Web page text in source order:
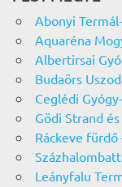
Abonyi
Aquaréna
Albertirsai
Budaörs
Ceglédi
Gödi Strand
Ráckeve
Leányfalu